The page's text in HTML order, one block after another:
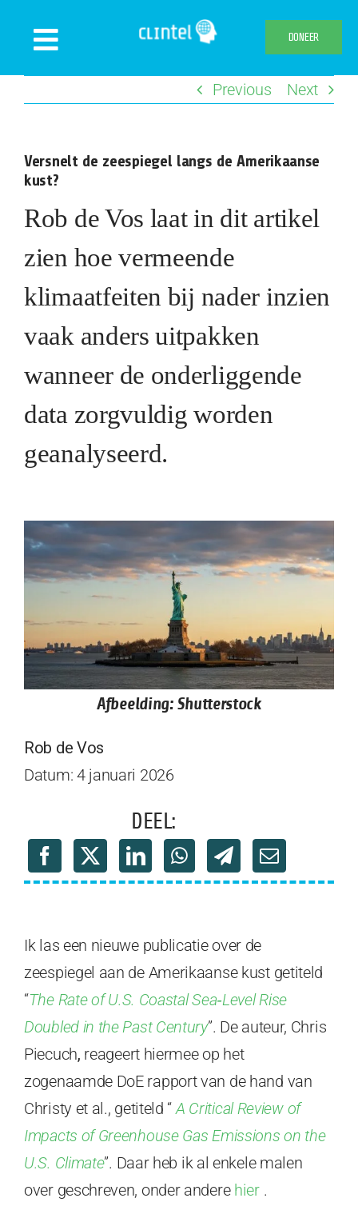
Toggle
Navigation
Publicaties
Over ons
Clintel.org
Webshop
DONEER
Previous Next
Versnelt de zeespiegel langs de Amerikaanse
kust?
Rob de Vos laat in dit artikel
zien hoe vermeende
klimaatfeiten bij nader inzien
vaak anders uitpakken
wanneer de onderliggende
data zorgvuldig worden
geanalyseerd.
Afbeelding: Shutterstock
Rob de Vos
Datum: 4 januari 2026
DEEL:
Ik las een nieuwe publicatie over de
zeespiegel aan de Amerikaanse kust getiteld
“The Rate of U.S. Coastal Sea‐Level Rise
Doubled in the Past Century”. De auteur, Chris
Piecuch, reageert hiermee op het
zogenaamde DoE rapport van de hand van
Christy et al., getiteld “A Critical Review of
Impacts of Greenhouse Gas Emissions on the
U.S. Climate”. Daar heb ik al enkele malen
over geschreven, onder andere hier.